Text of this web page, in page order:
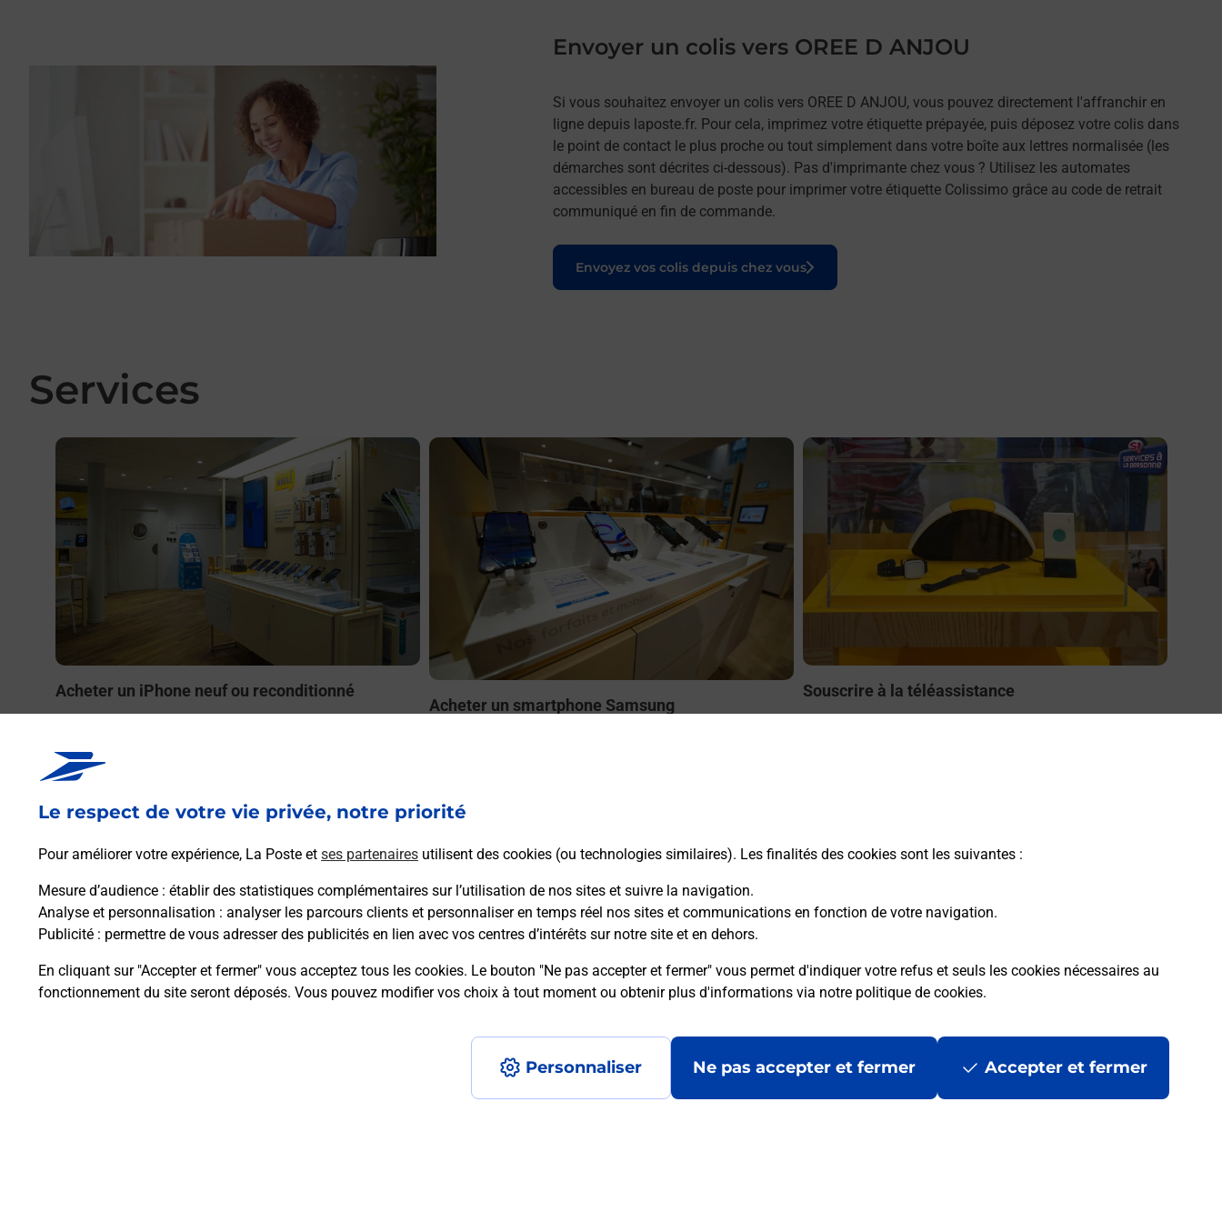
Le respect de votre vie privée, notre priorité
Pour améliorer votre expérience, La Poste et ses partenaires utilisent des cookies (ou technologies similaires). Les finalités des cookies sont les suivantes :
Mesure d’audience : établir des statistiques complémentaires sur l’utilisation de nos sites et suivre la navigation.
Analyse et personnalisation : analyser les parcours clients et personnaliser en temps réel nos sites et communications en fonction de votre navigation.
Publicité : permettre de vous adresser des publicités en lien avec vos centres d’intérêts sur notre site et en dehors.
En cliquant sur "Accepter et fermer" vous acceptez tous les cookies. Le bouton "Ne pas accepter et fermer" vous permet d'indiquer votre refus et seuls les cookies nécessaires au
fonctionnement du site seront déposés. Vous pouvez modifier vos choix à tout moment ou obtenir plus d'informations via notre politique de cookies.
Personnaliser Ne pas accepter et fermer Accepter et fermer
Envoyer un colis vers OREE D ANJOU
Si vous souhaitez envoyer un colis vers OREE D ANJOU, vous pouvez directement l'affranchir en
ligne depuis laposte.fr. Pour cela, imprimez votre étiquette prépayée, puis déposez votre colis dans
le point de contact le plus proche ou tout simplement dans votre boîte aux lettres normalisée (les
démarches sont décrites ci-dessous). Pas d'imprimante chez vous ? Utilisez les automates
accessibles en bureau de poste pour imprimer votre étiquette Colissimo grâce au code de retrait
communiqué en fin de commande.
Envoyez vos colis depuis chez vous
Le lien s'ouvre dans un nouvel onglet
Services
En savoir plus
Acheter un iPhone neuf ou reconditionné
dans vos bureaux de Poste à SAINT LAURENT DES
En savoir plus
Acheter un smartphone Samsung
DES AUTELS (49270) !
En savoir plus
En savoir plus
Souscrire à la téléassistance
Questions fréquemment posées
Comment retourner un colis acheté en ligne depuis votre boîte aux lettres ?